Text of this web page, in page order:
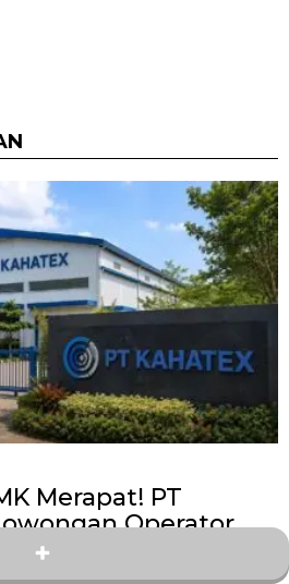
Merapat! PT
Operator
Ditutup 31 Juli